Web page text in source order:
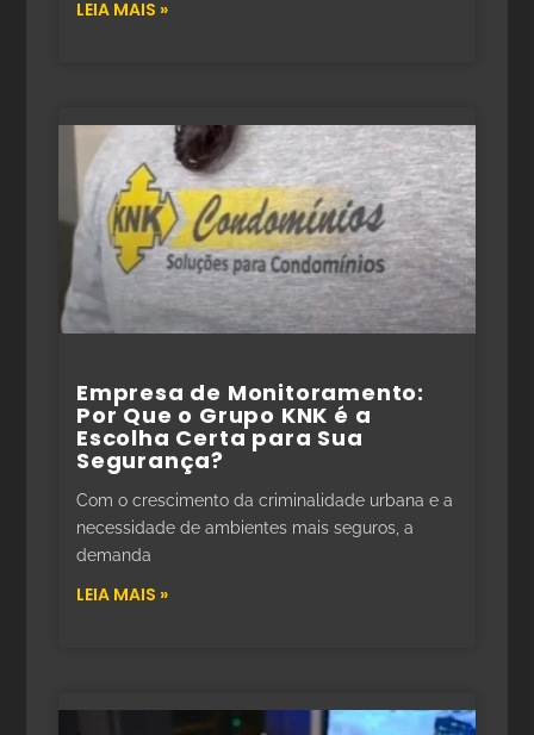
LEIA MAIS »
Empresa de Monitoramento:
Por Que o Grupo KNK é a
Escolha Certa para Sua
Segurança?
Com o crescimento da criminalidade urbana e a
necessidade de ambientes mais seguros, a
demanda
LEIA MAIS »